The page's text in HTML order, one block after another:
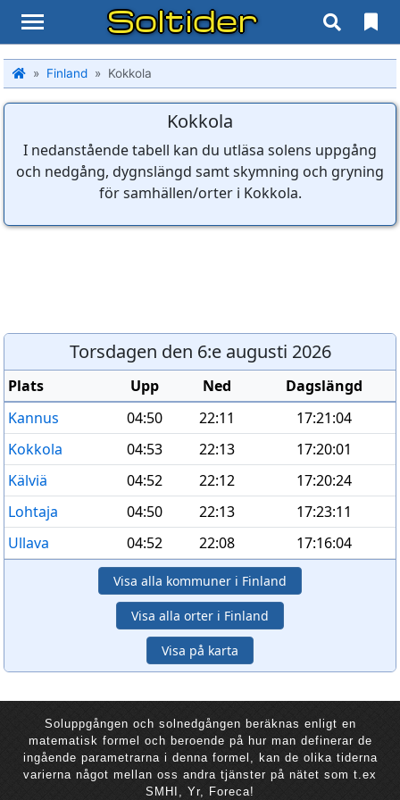
Soltider
Finland Kokkola
Kokkola
I nedanstående tabell kan du utläsa solens uppgång
och nedgång, dygnslängd samt skymning och gryning
för samhällen/orter i Kokkola.
Torsdagen den 6:e augusti 2026
Plats Upp Ned
Dagslängd
Kannus
04:50 22:11
17:21:04
Kokkola
04:53 22:13
17:20:01
Kälviä
04:52 22:12
17:20:24
Lohtaja
04:50 22:13
17:23:11
Ullava
04:52 22:08 17:16:04
Visa alla kommuner i Finland
Visa alla orter i Finland
Visa på karta
Soluppgången och solnedgången beräknas enligt en
matematisk formel och beroende på hur man definerar de
ingående parametrarna i denna formel, kan de olika tiderna
varierna något mellan oss andra tjänster på nätet som t.ex
SMHI, Yr, Foreca!